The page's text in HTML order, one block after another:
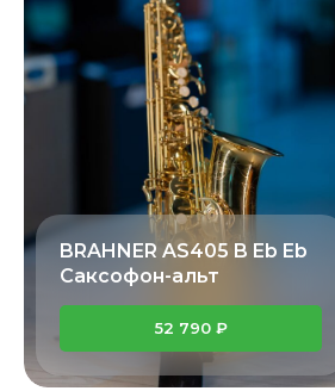
BRAHNER AS405 B Eb Eb
Саксофон-альт
52 790 ₽